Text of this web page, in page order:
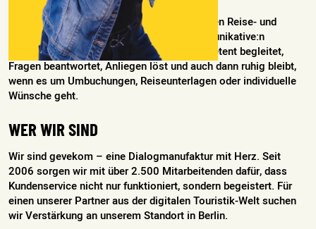
Für ein spannendes Projekt aus der modernen Reise- und
Touristikbranche suchen wir dich als kommunikative:n
Touristik-Profi, der oder die Reisende kompetent begleitet,
Fragen beantwortet, Anliegen löst und auch dann ruhig bleibt,
wenn es um Umbuchungen, Reiseunterlagen oder individuelle
Wünsche geht.
WER WIR SIND
Wir sind gevekom – eine Dialogmanufaktur mit Herz. Seit
2006 sorgen wir mit über 2.500 Mitarbeitenden dafür, dass
Kundenservice nicht nur funktioniert, sondern begeistert. Für
einen unserer Partner aus der digitalen Touristik-Welt suchen
wir Verstärkung an unserem Standort in Berlin.